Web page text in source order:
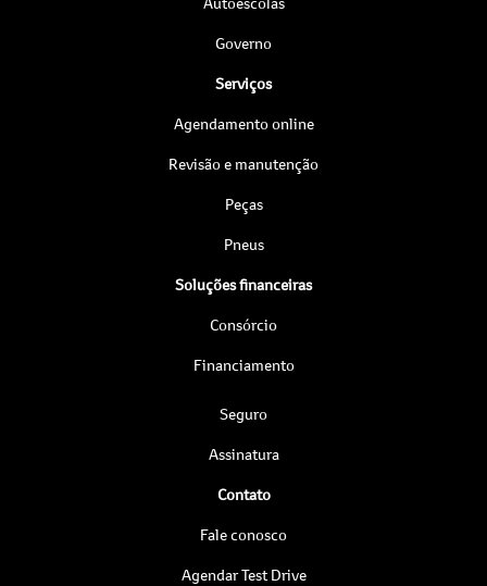
Governo
Serviços
Agendamento online
Revisão e manutenção
Peças
Pneus
Soluções financeiras
Consórcio
Financiamento
Seguro
Assinatura
Contato
Fale conosco
Agendar Test Drive